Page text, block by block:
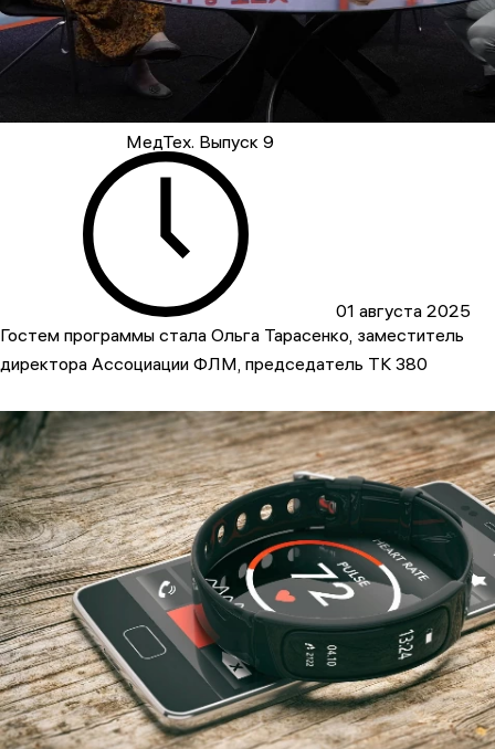
МедТех. Выпуск 9
01 августа 2025
Гостем программы стала Ольга Тарасенко, заместитель
директора Ассоциации ФЛМ, председатель ТК 380